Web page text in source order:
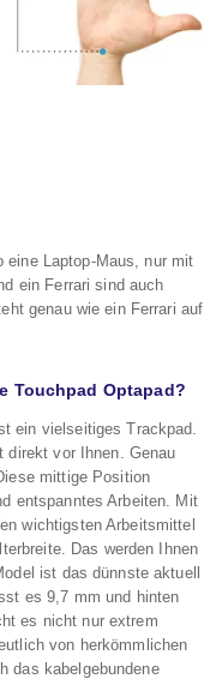
Laptop-Maus, nur mit
ein Ferrari sind auch
genau wie ein Ferrari auf
Touchpad Optapad?
ein vielseitiges Trackpad.
direkt vor Ihnen. Genau
mittige Position
entspanntes Arbeiten. Mit
wichtigsten Arbeitsmittel
Das werden Ihnen
ist das dünnste aktuell
es 9,7 mm und hinten
es nicht nur extrem
von herkömmlichen
das kabelgebundene